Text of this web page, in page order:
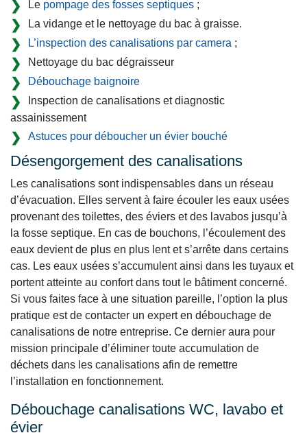
Le pompage des fosses septiques ;
La vidange et le nettoyage du bac à graisse.
L’inspection des canalisations par camera ;
Nettoyage du bac dégraisseur
Débouchage baignoire
Inspection de canalisations et diagnostic
assainissement
Astuces pour déboucher un évier bouché
Désengorgement des canalisations
Les canalisations sont indispensables dans un réseau
d’évacuation. Elles servent à faire écouler les eaux usées
provenant des toilettes, des éviers et des lavabos jusqu’à
la fosse septique. En cas de bouchons, l’écoulement des
eaux devient de plus en plus lent et s’arrête dans certains
cas. Les eaux usées s’accumulent ainsi dans les tuyaux et
portent atteinte au confort dans tout le bâtiment concerné.
Si vous faites face à une situation pareille, l’option la plus
pratique est de contacter un expert en débouchage de
canalisations de notre entreprise. Ce dernier aura pour
mission principale d’éliminer toute accumulation de
déchets dans les canalisations afin de remettre
l’installation en fonctionnement.
Débouchage canalisations WC, lavabo et
évier